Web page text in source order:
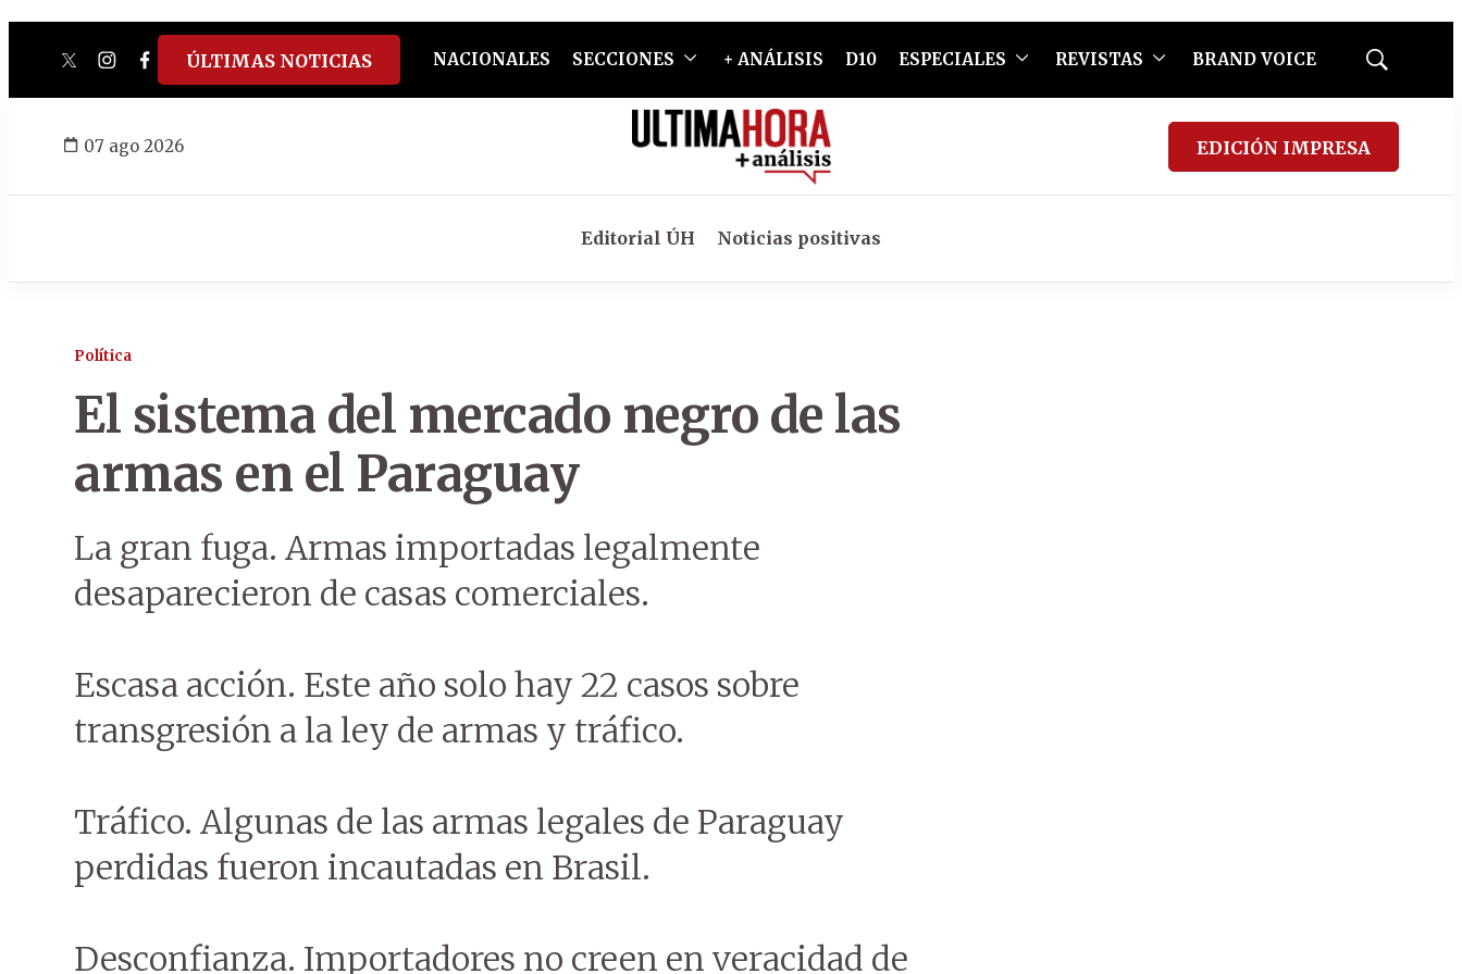
twitterinstagram
facebook
tiktokyoutube
spotify
ÚLTIMAS NOTICIAS NACIONALES SECCIONES + ANÁLISIS D10 ESPECIALES REVISTAS BRAND VOICE
Mostrar
07 ago 2026 EDICIÓN IMPRESA
Editorial ÚH Noticias positivas
Política
El sistema del mercado negro de las
armas en el Paraguay
La gran fuga. Armas importadas legalmente
desaparecieron de casas comerciales.
Escasa acción. Este año solo hay 22 casos sobre
transgresión a la ley de armas y tráfico.
Tráfico. Algunas de las armas legales de Paraguay
perdidas fueron incautadas en Brasil.
Desconfianza. Importadores no creen en veracidad de